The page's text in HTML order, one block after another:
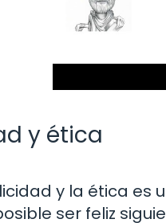
y ética
y la ética
ser feliz